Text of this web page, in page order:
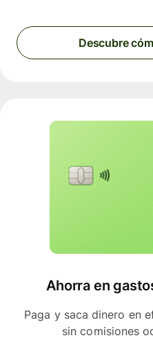
Descubre
Ahorra en
Paga y saca dinero en
sin comisiones